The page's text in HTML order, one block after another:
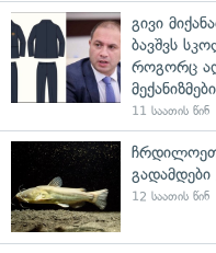
გივი
ბავშვს
როგორც
11 საათის წინ
ჩრდილოეთ
გადამდები
12 საათის წინ